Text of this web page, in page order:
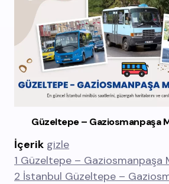
Güzeltepe – Gaziosmanpaşa
İçerik gizle
1 Güzeltepe – Gaziosmanpaşa
2 İstanbul Güzeltepe –